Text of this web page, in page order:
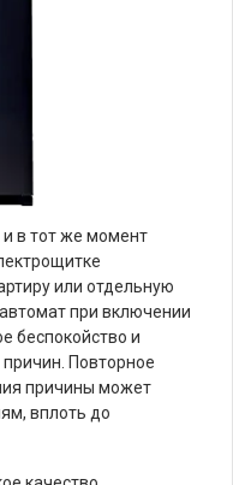
в тот же момент
или отдельную
при включении
беспокойство и
Повторное
причины может
вплоть до